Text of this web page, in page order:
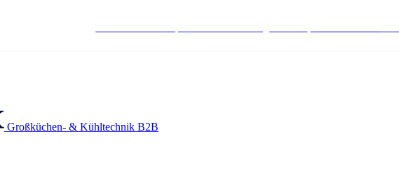
Großküchen- & Kühltechnik B2B